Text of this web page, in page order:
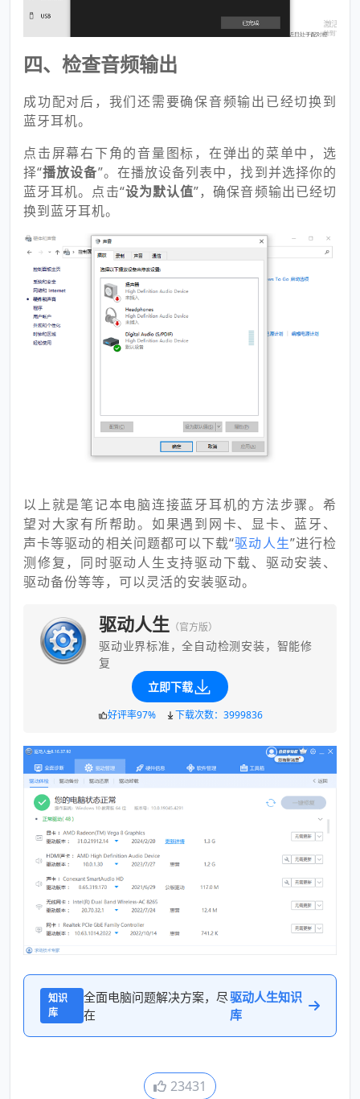
四、检查音频输出
成功配对后，我们还需要确保音频输出已经切换到
蓝牙耳机。
点击屏幕右下角的音量图标，在弹出的菜单中，选
择“播放设备”。在播放设备列表中，找到并选择你的
蓝牙耳机。点击“设为默认值”，确保音频输出已经切
换到蓝牙耳机。
以上就是笔记本电脑连接蓝牙耳机的方法步骤。希
望对大家有所帮助。如果遇到网卡、显卡、蓝牙、
声卡等驱动的相关问题都可以下载“驱动人生”进行检
测修复，同时驱动人生支持驱动下载、驱动安装、
驱动备份等等，可以灵活的安装驱动。
驱动人生 （官方版）
驱动业界标准，全自动检测安装，智能修
复
立即下载
好评率97% 下载次数：3999836
知识
库
全面电脑问题解决方案，尽
在
驱动人生知识
库
23431